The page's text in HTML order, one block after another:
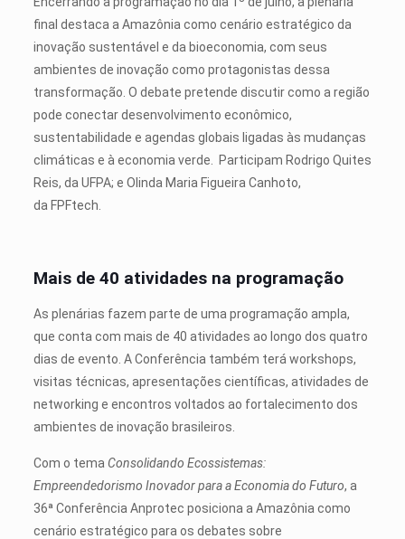
final destaca a Amazônia como cenário estratégico da
inovação sustentável e da bioeconomia, com seus
ambientes de inovação como protagonistas dessa
transformação. O debate pretende discutir como a região
pode conectar desenvolvimento econômico,
sustentabilidade e agendas globais ligadas às mudanças
climáticas e à economia verde.
Participam Rodrigo Quites
Reis, da UFPA; e Olinda Maria Figueira Canhoto,
da FPFtech.
Mais de 40 atividades na programação
As plenárias fazem parte de uma programação ampla,
que conta com mais de 40 atividades ao longo dos quatro
dias de evento. A Conferência também terá workshops,
visitas técnicas, apresentações científicas, atividades de
networking e encontros voltados ao fortalecimento dos
ambientes de inovação brasileiros.
Com o tema Consolidando Ecossistemas:
Empreendedorismo Inovador para a Economia do Futuro, a
36ª Conferência Anprotec posiciona a Amazônia como
cenário estratégico para os debates sobre